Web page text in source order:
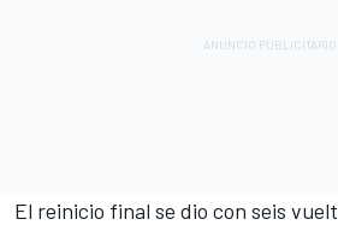
El reinicio final se dio con seis